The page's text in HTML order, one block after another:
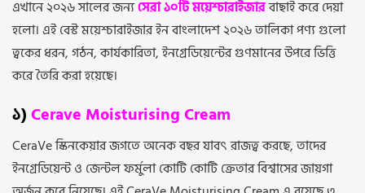
এখানে ২০২৬ সালের জন্যসেরা ১০টি ময়েশ্চারাইজারবাছাই করে দেয়া
হলো। এই বেস্ট ময়েশ্চারাইজার ইন বাংলাদেশ ২০২৬ তালিকা পণ্য গুলো
ত্বকের ধরন, গঠন, কার্যকারিতা, ইনগ্রেডিয়েন্টের গুণমানের উপরে ভিত্তি
করে তৈরি করা হয়েছে।
১)Cerave Moisturising Cream
CeraVe স্কিনকেয়ার জগতে অনেক বছর যাবৎ রাজত্ব করছে, তাদের
ইনগ্রেডিয়েন্ট ও জেন্টল ফর্মুলা কোটি কোটি ক্রেতার বিশ্বাসের জায়গা